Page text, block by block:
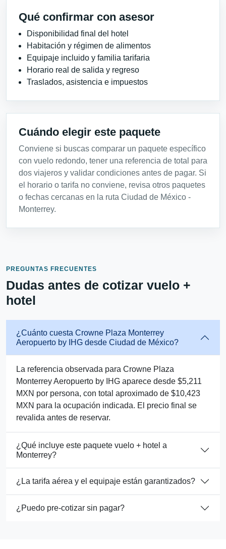
Qué confirmar con asesor
Disponibilidad final del hotel
Habitación y régimen de alimentos
Equipaje incluido y familia tarifaria
Horario real de salida y regreso
Traslados, asistencia e impuestos
Cuándo elegir este paquete
Conviene si buscas comparar un paquete específico
con vuelo redondo, tener una referencia de total para
dos viajeros y validar condiciones antes de pagar. Si
el horario o tarifa no conviene, revisa otros paquetes
o fechas cercanas en la ruta Ciudad de México -
Monterrey.
PREGUNTAS FRECUENTES
Dudas antes de cotizar vuelo +
hotel
¿Cuánto cuesta Crowne Plaza Monterrey
Aeropuerto by IHG desde Ciudad de México?
La referencia observada para Crowne Plaza
Monterrey Aeropuerto by IHG aparece desde $5,211
MXN por persona, con total aproximado de $10,423
MXN para la ocupación indicada. El precio final se
revalida antes de reservar.
¿Qué incluye este paquete vuelo + hotel a
Monterrey?
¿La tarifa aérea y el equipaje están garantizados?
¿Puedo pre-cotizar sin pagar?